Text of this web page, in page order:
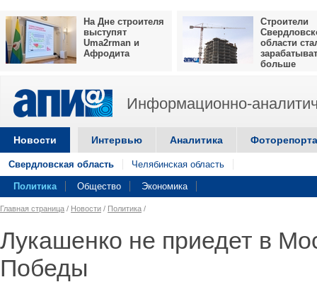
На Дне строителя
выступят
Uma2rman и
Афродита
Строители
области
больше
Информационно-
Новости Интервью Аналитика
Свердловская область Челябинская область
Политика Общество Экономика
Главная страница / Новости / Политика /
Лукашенко не приедет в
Победы